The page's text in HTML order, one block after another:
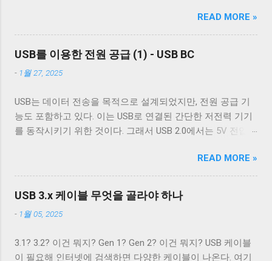
항이다. 하지만 어지간한 싸구려 케이블을 쓰지 않는 한 요즘
이블이 ...
말지에 대한 플래그로 OPOST 가 꺼져있으면 다른 플래그와
상관없이 터미널은 받은 문자열을 그대로 보여준다. 이 플래
그를 끄는 경우는 거의 없다. 하지만 터미널을 텍스트를 보여
서 원하는대로 동작할 수 있게 해주는 플래그는 ONLCR 이다.
ONLCR 이 켜져 있으면 터미널은 출력을 해석할 때 NL 을
CRNL 로 해석한다. 즉, Unix에서도 ONLCR 이 꺼져있다면, LF
위치의 다음 줄로 이동한다. Unix 계열 운영 체제에서 윈도우
할 수 있다. 이외에도 구형 Mac OS 처럼 동작하게 해주는
OCRNL 플래그나 탭문자( 0x09 , \t )를...
에 대한 자세한 설명은 다음 기회에 하도록 하겠다.) 그리고
혹시 차폐에 쌓여있을 수 있는 노이즈를 접지로 보내 안전하
게 제거하기 위한 GND_DRAIN 케이블까지 총 7개의 케이블
이 사용된다. 이 중 VCC 와 GND 는 USB 2.0에서 사용하는 선
과 공유하기 때문에 새로운 5개의 선이 더 필요하다. 이미지
결하기 위해 USB 3.0 표준은 새로운 모양의 Type B 컨넥터를
도입했다. 기존 Type B 컨넥터는 4개의 핀만을 가지고 있고
확장할 수 없는 구조로 돼있기 때문이다. 따라서 Type B 컨넥
USB 3.0 케이블인지 쉽게 구분할 수 있다. 하지만 Type A 컨넥
터나 Type C 컨넥터는 상황이 다르다. 상하 대칭으로 24개의
핀을 가져 최대 12개의 선을 연결할 수 있는 Type C 컨넥터는
야 한다. 그렇지 않으면 다음과 같이 Type C - Type C 케이블
이지만 최대 전송 속도가 480 Mbps인 케이블을 만나게 된다.
READ MORE »
USB를 이용한 전원 공급 (1) - USB BC
- 1월 27, 2025
USB는 데이터 전송을 목적으로 설계되었지만, 전원 공급 기
능도 포함하고 있다. 이는 USB로 연결된 간단한 저전력 기기
를 동작시키기 위한 것이다. 그래서 USB 2.0에서는 5V 전압과
가능하다. 하지만 이 스펙은 어디까지나 USB를 통한 데이터
통신을 하는 데 필요한 디바이스를 동작시키기 위함이지,
USB를 전원 공급을 위해 이용하려는 목적은 아니었다. 따라
서 저전력 기기가 아닌 외장 하드 같은 디바이스는 별도의 전
원 공급을 필요로 했고, USB를 통한 전원 충전은 USB가 본래
지만 iPod을 비롯한 많은 MP3 플레이어나 PMP 플레이어들
READ MORE »
USB 3.x 케이블 무엇을 골라야 하나
- 1월 05, 2025
3.1? 3.2? 이건 뭐지? Gen 1? Gen 2? 이건 뭐지? USB 케이블
이 필요해 인터넷에 검색하면 다양한 케이블이 나온다. 여기